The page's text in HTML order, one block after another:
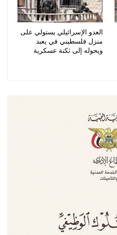
العدو الإسرائيلي يستولي على
منزل فلسطيني في يعبد
ويحوله إلى ثكنة عسكرية